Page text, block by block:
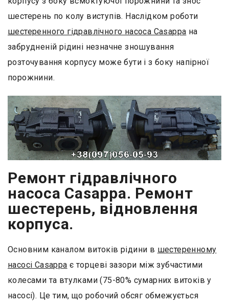
шестерень по колу виступів. Наслідком роботи
шестеренного гідравлічного насоса Casappa на
забрудненій рідині незначне зношування
розточування корпусу може бути і з боку напірної
порожнини.
Ремонт гідравлічного
насоса Casappa. Ремонт
шестерень, відновлення
корпуса.
Основним каналом витоків рідини в шестеренному
насосі Casappa є торцеві зазори між зубчастими
колесами та втулками (75-80% сумарних витоків у
насосі). Це тим, що робочий обсяг обмежується